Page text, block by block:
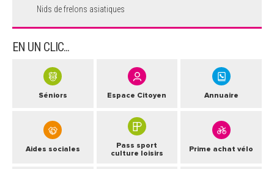
Nids de frelons asiatiques
EN UN CLIC...
Séniors Espace Citoyen Annuaire
Aides sociales
Pass sport
culture loisirs
Prime achat vélo